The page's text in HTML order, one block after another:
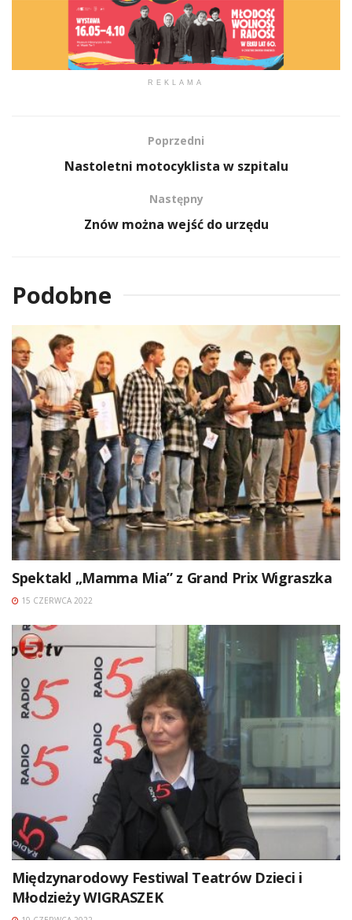
REKLAMA
Poprzedni
Nastoletni motocyklista w szpitalu
Następny
Znów można wejść do urzędu
Podobne
Spektakl „Mamma Mia” z Grand Prix Wigraszka
15 CZERWCA 2022
Międzynarodowy Festiwal Teatrów Dzieci i
Młodzieży WIGRASZEK